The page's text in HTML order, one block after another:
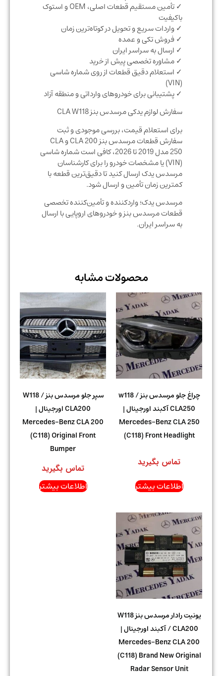
✓ تأمین مستقیم قطعات اصلی، OEM و استوک
باکیفیت
✓ واردات سریع و تحویل در کوتاه‌ترین زمان
✓ فروش تکی و عمده
✓ ارسال به سراسر ایران
✓ مشاوره تخصصی پیش از خرید
✓ استعلام دقیق قطعات از روی شماره شاسی
✓ پشتیبانی برای خودروهای وارداتی و منطقه آزاد
سفارش لوازم یدکی مرسدس بنز CLA W118
برای استعلام قیمت، بررسی موجودی و ثبت
سفارش قطعات مرسدس بنز CLA 200 و CLA
250 مدل 2019 تا 2026، کافی است شماره شاسی
(VIN) یا مشخصات خودرو را برای کارشناسان
مرسدس یدک ارسال کنید تا دقیق‌ترین قطعه با
کمترین زمان تأمین و ارسال شود.
مرسدس یدک؛ واردکننده و تأمین‌کننده تخصصی
قطعات مرسدس بنز و خودروهای اروپایی با ارسال
به سراسر ایران.
محصولات مشابه
چراغ جلو مرسدس بنز w118 /
CLA250 آکبند اورجینال |
Mercedes-Benz CLA 250
(C118) Front Headlight
تماس بگیرید
اطلاعات بیشتر
سپر جلو مرسدس بنز W118 /
CLA200 اورجینال |
Mercedes-Benz CLA 200
(C118) Original Front
Bumper
تماس بگیرید
اطلاعات بیشتر
یونیت رادار مرسدس بنز W118
/ CLA200 آکبند اورجینال |
Mercedes-Benz CLA 200
(C118) Brand New Original
Radar Sensor Unit